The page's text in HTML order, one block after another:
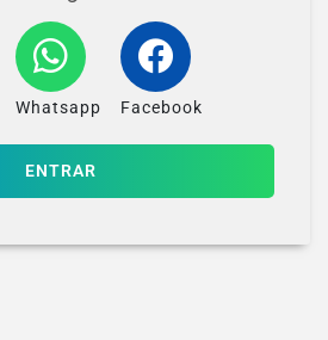
Whatsapp Facebook
ENTRAR